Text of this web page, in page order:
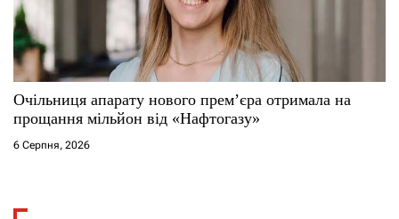
Очільниця апарату нового прем’єра отримала на
прощання мільйон від «Нафтогазу»
6 Серпня, 2026